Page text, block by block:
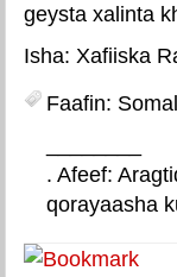
geysta xalinta
Isha: Xafiiska
Faafin:
. Afeef:
qorayaasha